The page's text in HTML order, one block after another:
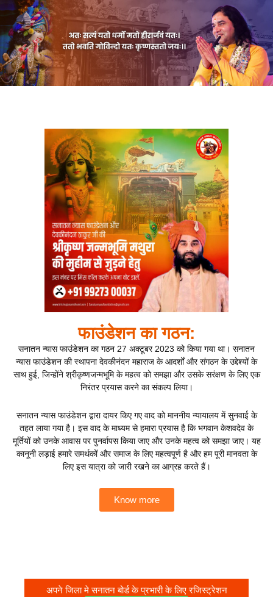
फाउंडेशन का गठन:
सनातन न्यास फाउंडेशन का गठन 27 अक्टूबर 2023 को किया गया था। सनातन
न्यास फाउंडेशन की स्थापना देवकीनंदन महाराज के आदर्शों और संगठन के उद्देश्यों के
साथ हुई, जिन्होंने श्रीकृष्णजन्मभूमि के महत्व को समझा और उसके सरंक्षण के लिए एक
निरंतर प्रयास करने का संकल्प लिया।
सनातन न्यास फाउंडेशन द्वारा दायर किए गए वाद को माननीय न्यायालय में सुनवाई के
तहत लाया गया है। इस वाद के माध्यम से हमारा प्रयास है कि भगवान केशवदेव के
मूर्तियों को उनके आवास पर पुनर्वापस किया जाए और उनके महत्व को समझा जाए। यह
कानूनी लड़ाई हमारे समर्थकों और समाज के लिए महत्वपूर्ण है और हम पूरी मानवता के
लिए इस यात्रा को जारी रखने का आग्रह करते हैं।
Know more
अपने जिला मे सनातन बोर्ड के प्रभारी के लिए रजिस्ट्रेशन